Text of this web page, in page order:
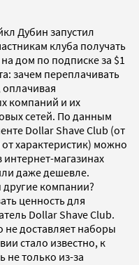
Дубин запустил
клуба получать
дом по подписке за $1
зачем переплачивать
компаний и их
сетей. По данным
Dollar Shave Club (от
от характеристик) можно
магазинах
даже дешевле.
компании?
ценность для
Dollar Shave Club.
не доставляет наборы
стало известно, к
не только из-за